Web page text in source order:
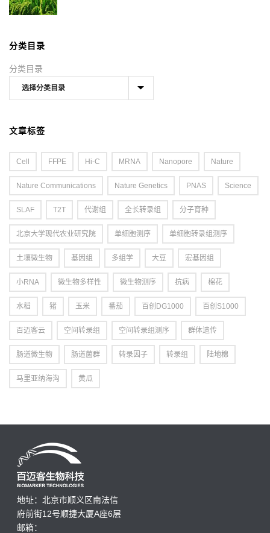
分类目录
分类目录
文章标签
Cell FFPE Hi-C MRNA Nanopore Nature
Nature Communications Nature Genetics PNAS Science
SLAF T2T 代谢组 全长转录组 分子育种
北京大学现代农业研究院 单细胞测序 单细胞转录组测序
土壤微生物 基因组 多组学 大豆 宏基因组
小RNA 微生物多样性 微生物测序 抗病 棉花
水稻 猪 玉米 番茄 百创DG1000 百创S1000
百迈客云 空间转录组 空间转录组测序 群体遗传
肠道微生物 肠道菌群 转录因子 转录组 陆地棉
马里亚纳海沟 黄瓜
地址：北京市顺义区南法信
府前街12号顺捷大厦A座6层
邮箱：